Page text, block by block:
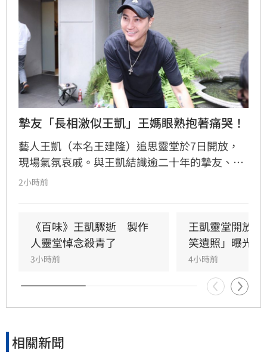
摯友「長相激似王凱」王媽眼熟抱著痛哭！
藝人王凱（本名王建隆）追思靈堂於7日開放，
現場氣氛哀戚。與王凱結識逾二十年的摯友、邱
瓈寬特助Jeff現身協助打點後事。由於兩人外貌
助，演藝圈大姐大邱瓈寬展現義氣，主動承擔治
喪事宜並指派Jeff全程留守，陪伴王凱走完人生
最後一程。這場深厚的兄弟情誼與邱瓈寬的溫暖
義舉，成為家屬在面臨驟變時最堅強的後盾，各
界也紛紛對這
2小時前
《百味》王凱驟逝　製作
人靈堂悼念殺青了
3小時前
王凱靈堂開放
笑遺照」曝光
4小時前
相關新聞